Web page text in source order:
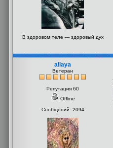
В здоровом теле — здоровый дух
allaya
Ветеран
Репутация 60
Offline
Сообщений: 2094